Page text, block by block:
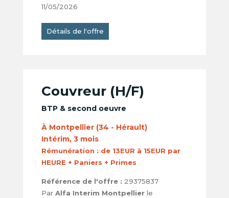
11/05/2026
Détails de l'offre
Couvreur (H/F)
BTP & second oeuvre
À Montpellier (34 - Hérault)
Intérim, 3 mois
Rémunération : de 13EUR à 15EUR par
HEURE + Paniers + Primes
Référence de l'offre : 29375837
Par Alfa Interim Montpellierle